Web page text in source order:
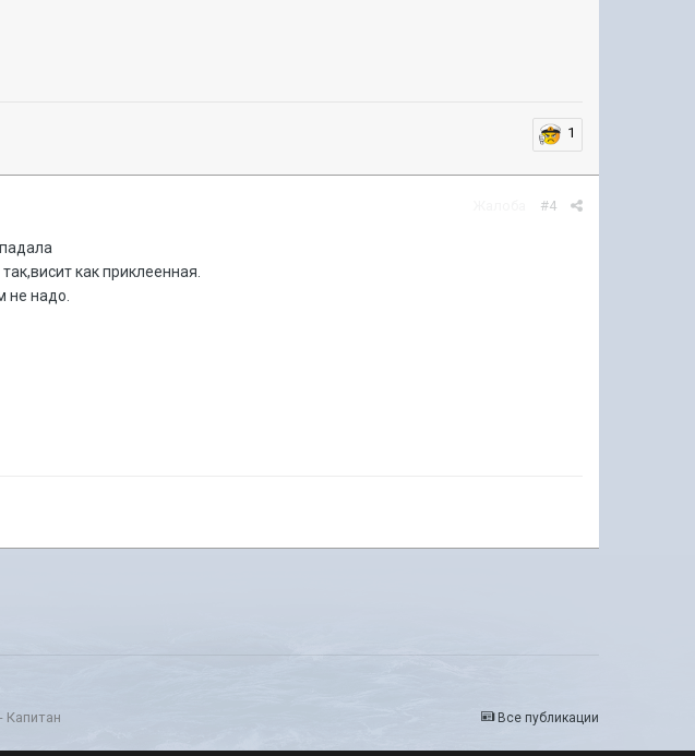
1
#4
как приклеенная.
не надо.
Все публикации
Капитан